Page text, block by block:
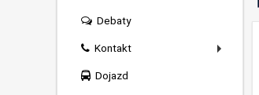
Debaty
Kontakt
Dojazd